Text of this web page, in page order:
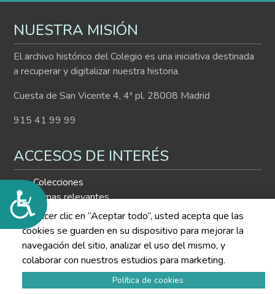
Accesibilidad
NUESTRA MISIÓN
El archivo histórico del Colegio es una iniciativa destinada
a recuperar y digitalizar nuestra historia.
Cuesta de San Vicente 4, 4ª pl. 28008 Madrid
915 41 99 99
ACCESOS DE INTERÉS
Colecciones
Temas relevantes
Histograma
Buscador de contenidos
SÍGUENOS EN LAS REDES
Al hacer clic en “Aceptar todo”, usted acepta que las
cookies se guarden en su dispositivo para mejorar la
navegación del sitio, analizar el uso del mismo, y
colaborar con nuestros estudios para marketing.
Política de cookies